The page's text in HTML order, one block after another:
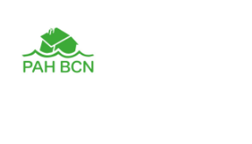
content